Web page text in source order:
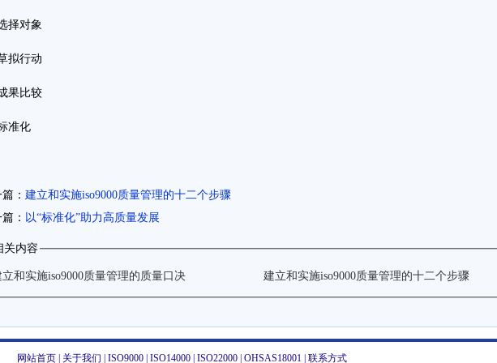
择对象
拟行动
果比较
准化
： 建立和实施iso9000质量管理的十二个步骤
： 以“标准化”助力高质量发展
关内容
立和实施iso9000质量管理的质量口决 建立和实施iso9000质量管理的十二个步骤
网站首页| 关于我们 ISO9000| ISO14000| ISO22000| OHSAS18001| 联系方式